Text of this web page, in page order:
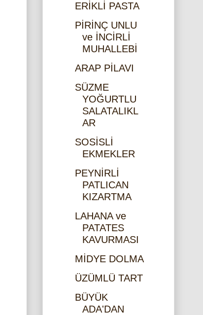
ERİKLİ PASTA
PİRİNÇ UNLU
ve İNCİRLİ
MUHALLEBİ
ARAP PİLAVI
SÜZME
YOĞURTLU
SALATALIKL
AR
SOSİSLİ
EKMEKLER
PEYNİRLİ
PATLICAN
KIZARTMA
LAHANA ve
PATATES
KAVURMASI
MİDYE DOLMA
ÜZÜMLÜ TART
BÜYÜK
ADA'DAN